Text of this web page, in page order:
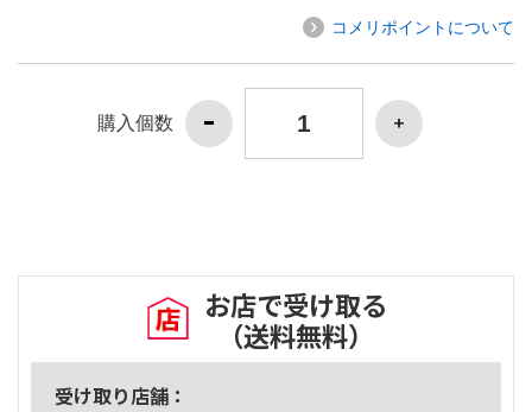
コメリポイントについて
購入個数
お店で受け取る
（送料無料）
受け取り店舗：